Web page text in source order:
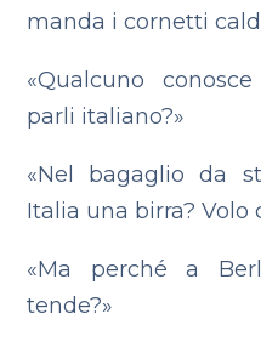
manda i cornetti
«Qualcuno
parli italiano?»
«Nel bagaglio da
Italia una birra? Volo
«Ma perché a
tende?»